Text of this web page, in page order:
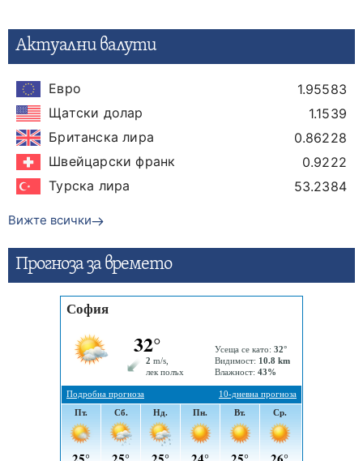
Актуални валути
Евро
1.95583
Щатски долар
1.1539
Британска лира
0.86228
Швейцарски франк
0.9222
Турска лира
53.2384
Вижте всички
Прогнозa за времето